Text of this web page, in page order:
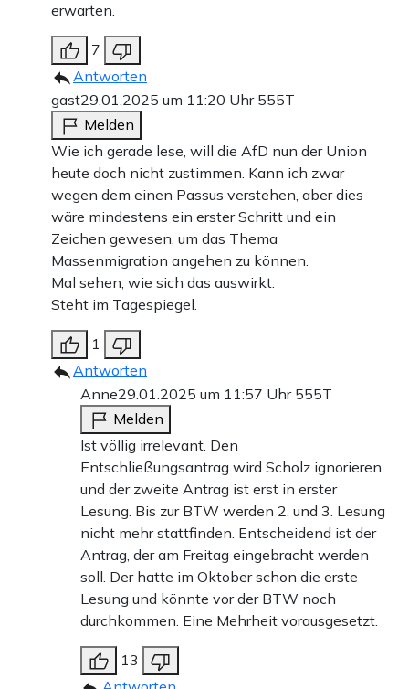
erwarten.
7
Antworten
gast29.01.2025 um 11:20 Uhr 555T
Melden
Wie ich gerade lese, will die AfD nun der Union
heute doch nicht zustimmen. Kann ich zwar
wegen dem einen Passus verstehen, aber dies
wäre mindestens ein erster Schritt und ein
Zeichen gewesen, um das Thema
Massenmigration angehen zu können.
Mal sehen, wie sich das auswirkt.
Steht im Tagespiegel.
1
Antworten
Anne29.01.2025 um 11:57 Uhr 555T
Melden
Ist völlig irrelevant. Den
Entschließungsantrag wird Scholz ignorieren
und der zweite Antrag ist erst in erster
Lesung. Bis zur BTW werden 2. und 3. Lesung
nicht mehr stattfinden. Entscheidend ist der
Antrag, der am Freitag eingebracht werden
soll. Der hatte im Oktober schon die erste
Lesung und könnte vor der BTW noch
durchkommen. Eine Mehrheit vorausgesetzt.
13